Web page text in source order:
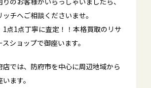
チへご相談くださいませ。
1点1点丁寧に査定！！本格買取のリサ
ショップで御座います。
では、防府市を中心に周辺地域から
ます。